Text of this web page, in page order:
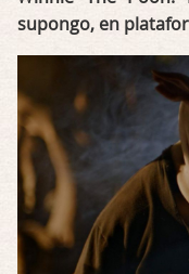
supongo, en